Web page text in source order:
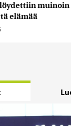
muinoin
elämää